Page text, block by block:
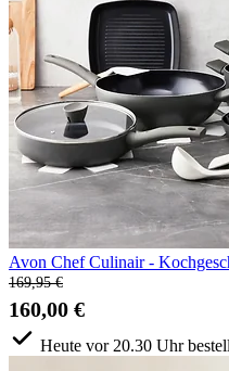
Avon Chef Culinair -
169,95 €
160,00 €
Heute vor 20.30 Uhr